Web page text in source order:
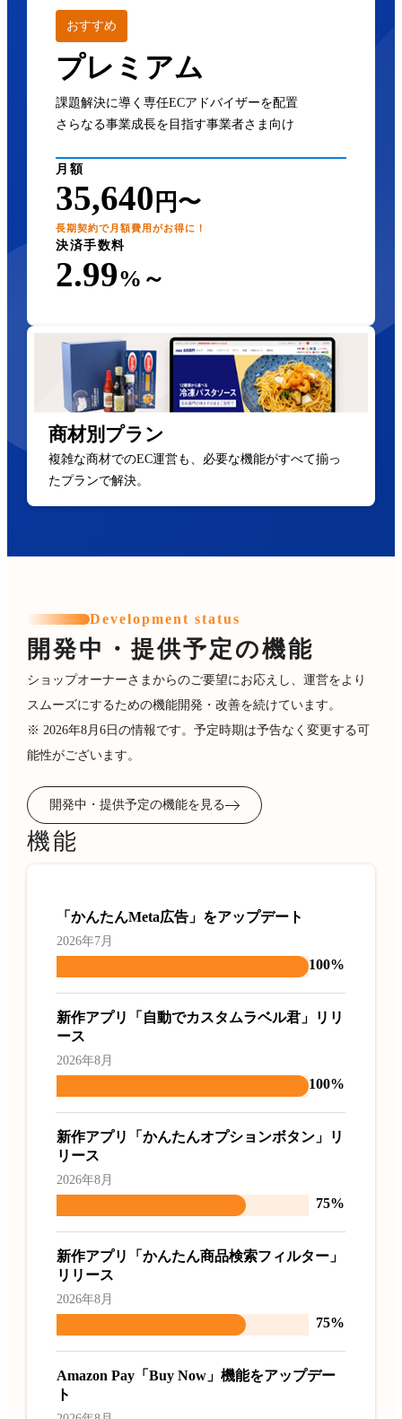
おすすめ
プレミアム
課題解決に導く専任ECアドバイザーを配置
さらなる事業成長を目指す事業者さま向け
月額
35,640 円〜
長期契約で月額費用がお得に！
決済手数料
2.99%～
商材別プラン
複雑な商材でのEC運営も、必要な機能がすべて揃っ
たプランで解決。
Development status
開発中・提供予定の機能
ショップオーナーさまからのご要望にお応えし、運営をより
スムーズにするための機能開発・改善を続けています。
※ 2026年8月6日の情報です。予定時期は予告なく変更する可
能性がございます。
開発中・提供予定の機能を見る
機能
「かんたんMeta広告」をアップデート
2026年7月
100%
新作アプリ「自動でカスタムラベル君」リリ
ース
2026年8月
100%
新作アプリ「かんたんオプションボタン」リ
リース
2026年8月
75%
新作アプリ「かんたん商品検索フィルター」
リリース
2026年8月
75%
Amazon Pay「Buy Now」機能をアップデー
ト